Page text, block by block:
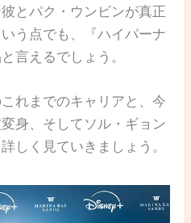
とパク・ウンビンが真正
う点でも、『ハイパーナ
言えるでしょう。
れまでのキャリアと、今
身、そしてソル・ギョン
しく見ていきましょう。